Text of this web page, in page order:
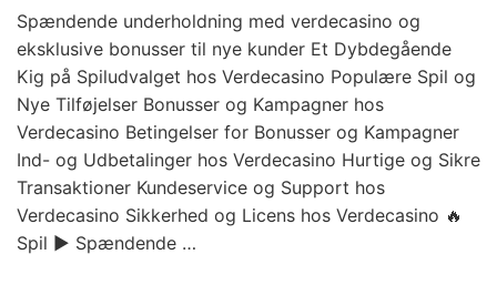
Spændende underholdning med verdecasino og
eksklusive bonusser til nye kunder Et Dybdegående
Kig på Spiludvalget hos Verdecasino Populære Spil og
Nye Tilføjelser Bonusser og Kampagner hos
Verdecasino Betingelser for Bonusser og Kampagner
Ind- og Udbetalinger hos Verdecasino Hurtige og Sikre
Transaktioner Kundeservice og Support hos
Verdecasino Sikkerhed og Licens hos Verdecasino 🔥
Spil ▶️ Spændende …